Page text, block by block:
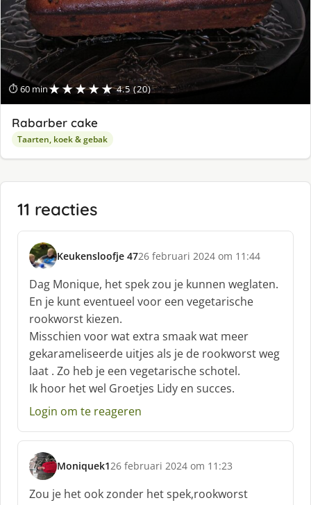
⏱ 60 min★★★★★ 4.5 (20)
Rabarber cake
Taarten, koek & gebak
11 reacties
Keukensloofje 47
s
c
h
r
e
e
f
:
26 februari 2024 om 11:44
Dag Monique, het spek zou je kunnen weglaten.
En je kunt eventueel voor een vegetarische
rookworst kiezen.
Misschien voor wat extra smaak wat meer
gekarameliseerde uitjes als je de rookworst weg
laat . Zo heb je een vegetarische schotel.
Ik hoor het wel Groetjes Lidy en succes.
Login om te reageren
Moniquek1
s
c
h
26 februari 2024 om 11:23
Zou je het ook zonder het spek,rookworst